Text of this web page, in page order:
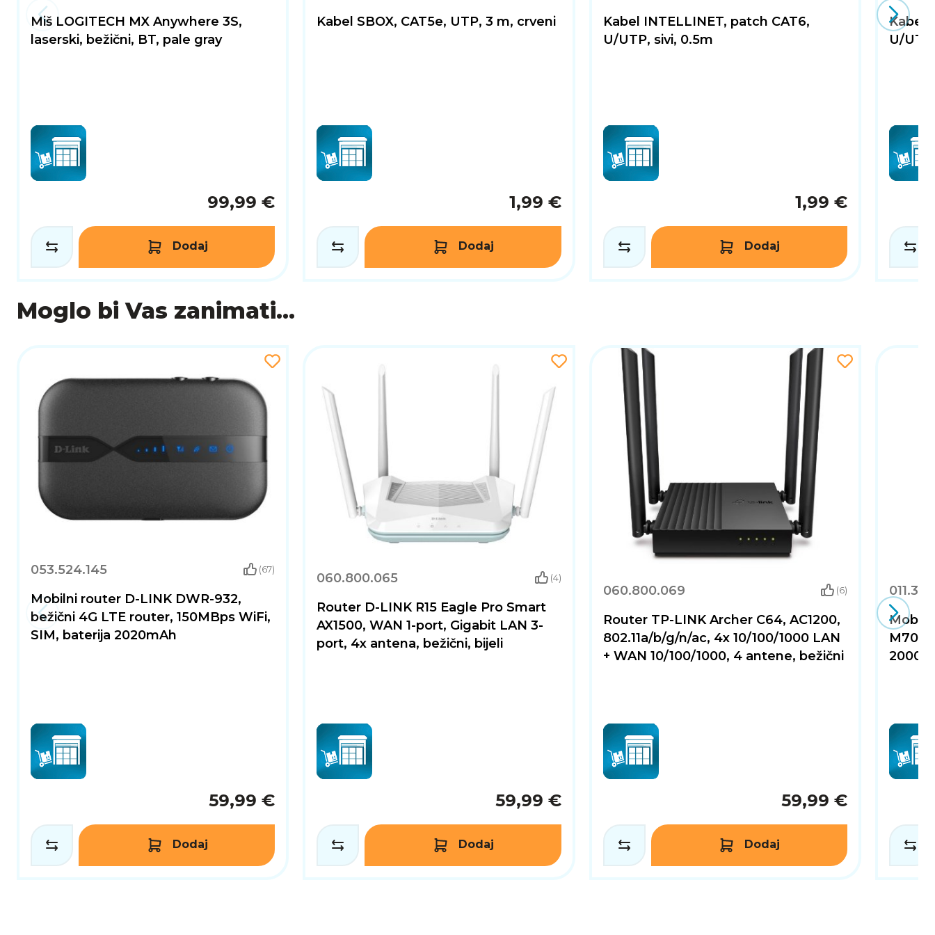
Miš LOGITECH MX Anywhere 3S,
laserski, bežični, BT, pale gray
99,99 €
Dodaj
Kabel SBOX, CAT5e, UTP, 3 m, crveni
1,99 €
Dodaj
Kabel INTELLINET, patch CAT6,
U/UTP, sivi, 0.5m
1,99 €
Dodaj
Kabel
U/
Moglo bi Vas zanimati...
053.524.145 (67)
Mobilni router D-LINK DWR-932,
bežični 4G LTE router, 150MBps WiFi,
SIM, baterija 2020mAh
59,99 €
Dodaj
060.800.065 (4)
Router D-LINK R15 Eagle Pro Smart
AX1500, WAN 1-port, Gigabit LAN 3-
port, 4x antena, bežični, bijeli
59,99 €
Dodaj
060.800.069 (6)
Router TP-LINK Archer C64, AC1200,
802.11a/b/g/n/ac, 4x 10/100/1000 LAN
+ WAN 10/100/1000, 4 antene, bežični
59,99 €
Dodaj